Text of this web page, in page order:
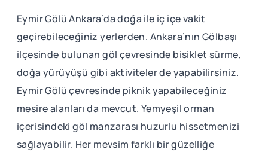
Eymir Gölü Ankara’da doğa ile iç içe vakit
geçirebileceğiniz yerlerden. Ankara’nın Gölbaşı
ilçesinde bulunan göl çevresinde bisiklet sürme,
doğa yürüyüşü gibi aktiviteler de yapabilirsiniz.
Eymir Gölü çevresinde piknik yapabileceğiniz
mesire alanları da mevcut. Yemyeşil orman
içerisindeki göl manzarası huzurlu hissetmenizi
sağlayabilir. Her mevsim farklı bir güzelliğe